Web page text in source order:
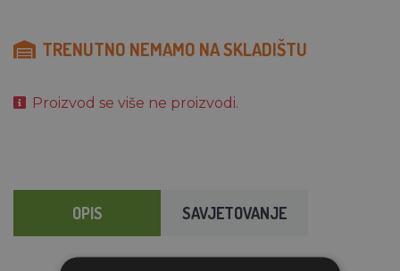
TRENUTNO NEMAMO NA SKLADIŠTU
Proizvod se više ne proizvodi.
OPIS SAVJETOVANJE